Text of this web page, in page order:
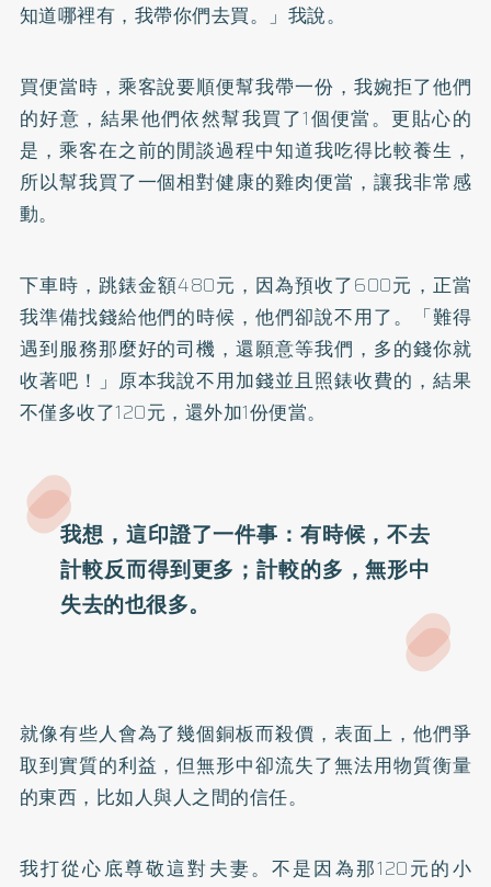
知道哪裡有，我帶你們去買。」我說。
買便當時，乘客說要順便幫我帶一份，我婉拒了他們
的好意，結果他們依然幫我買了1個便當。更貼心的
是，乘客在之前的閒談過程中知道我吃得比較養生，
所以幫我買了一個相對健康的雞肉便當，讓我非常感
動。
下車時，跳錶金額480元，因為預收了600元，正當
我準備找錢給他們的時候，他們卻說不用了。「難得
遇到服務那麼好的司機，還願意等我們，多的錢你就
收著吧！」原本我說不用加錢並且照錶收費的，結果
不僅多收了120元，還外加1份便當。
我想，這印證了一件事：有時候，不去
計較反而得到更多；計較的多，無形中
失去的也很多。
就像有些人會為了幾個銅板而殺價，表面上，他們爭
取到實質的利益，但無形中卻流失了無法用物質衡量
的東西，比如人與人之間的信任。
我打從心底尊敬這對夫妻。不是因為那120元的小